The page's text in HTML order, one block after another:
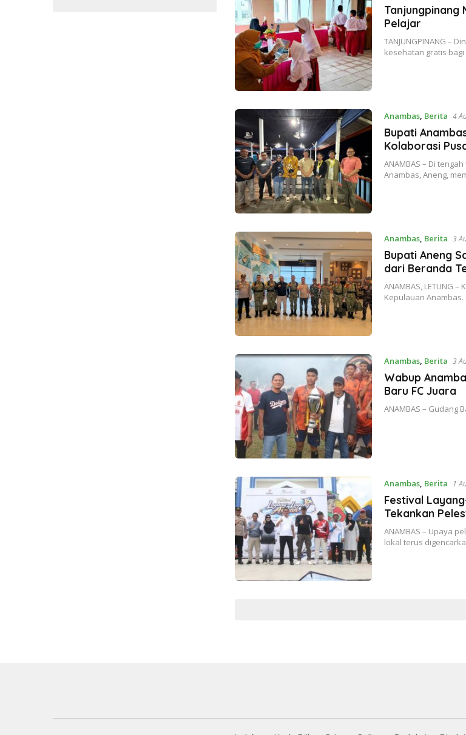
Tanjungpinang
Pelajar
TANJUNGPINANG –
kesehatan gratis
Anambas, Berita 4
Bupati
Kolaborasi
ANAMBAS – Di
Anambas, Aneng,
Anambas, Berita 3
Bupati Aneng
dari Beranda
ANAMBAS, LETUNG
Kepulauan
Anambas, Berita 3
Wabup
Baru FC Juara
ANAMBAS – Gudang
Anambas, Berita 1
Festival
Tekankan
ANAMBAS – Upaya
lokal terus